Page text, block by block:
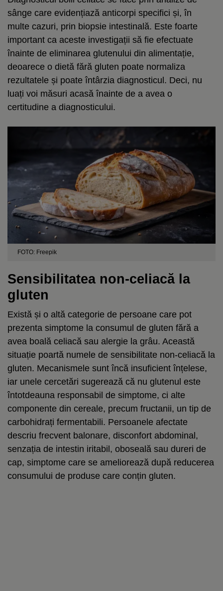
sânge care evidențiază anticorpi specifici și, în
multe cazuri, prin biopsie intestinală. Este foarte
important ca aceste investigații să fie efectuate
înainte de eliminarea glutenului din alimentație,
deoarece o dietă fără gluten poate normaliza
rezultatele și poate întârzia diagnosticul. Deci, nu
luați voi măsuri acasă înainte de a avea o
certitudine a diagnosticului.
FOTO: Freepik
Sensibilitatea non-celiacă la
gluten
Există și o altă categorie de persoane care pot
prezenta simptome la consumul de gluten fără a
avea boală celiacă sau alergie la grâu. Această
situație poartă numele de sensibilitate non-celiacă la
gluten. Mecanismele sunt încă insuficient înțelese,
iar unele cercetări sugerează că nu glutenul este
întotdeauna responsabil de simptome, ci alte
componente din cereale, precum fructanii, un tip de
carbohidrați fermentabili. Persoanele afectate
descriu frecvent balonare, disconfort abdominal,
senzația de intestin iritabil, oboseală sau dureri de
cap, simptome care se ameliorează după reducerea
consumului de produse care conțin gluten.